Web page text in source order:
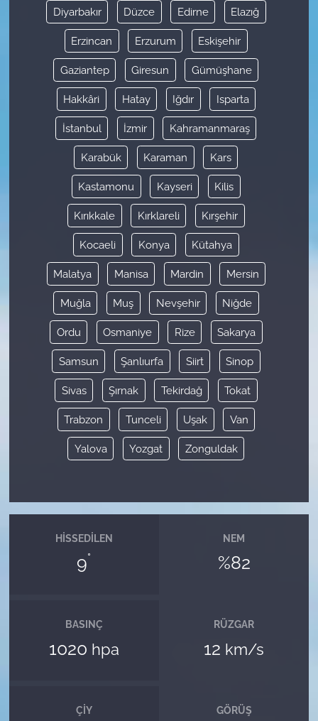
Diyarbakır Düzce Edirne Elazığ
Erzincan Erzurum Eskişehir
Gaziantep Giresun Gümüşhane
Hakkâri Hatay Iğdır Isparta
İstanbul İzmir Kahramanmaraş
Karabük Karaman Kars
Kastamonu Kayseri Kilis
Kırıkkale Kırklareli Kırşehir
Kocaeli Konya Kütahya
Malatya Manisa Mardin Mersin
Muğla Muş Nevşehir Niğde
Ordu Osmaniye Rize Sakarya
Samsun Şanlıurfa Siirt Sinop
Sivas Şırnak Tekirdağ Tokat
Trabzon Tunceli Uşak Van
Yalova Yozgat Zonguldak
HISSEDILEN
9°
NEM
%82
BASINÇ
1020 hpa
RÜZGAR
12 km/s
ÇIY GÖRÜŞ